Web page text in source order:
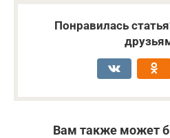
Понравилась
Вам также может